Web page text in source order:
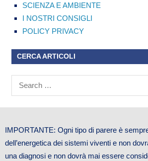
SCIENZA E AMBIENTE
I NOSTRI CONSIGLI
POLICY PRIVACY
CERCA ARTICOLI
IMPORTANTE: Ogni tipo di parere è
dell’energetica dei sistemi viventi e non
una diagnosi e non dovrà mai essere